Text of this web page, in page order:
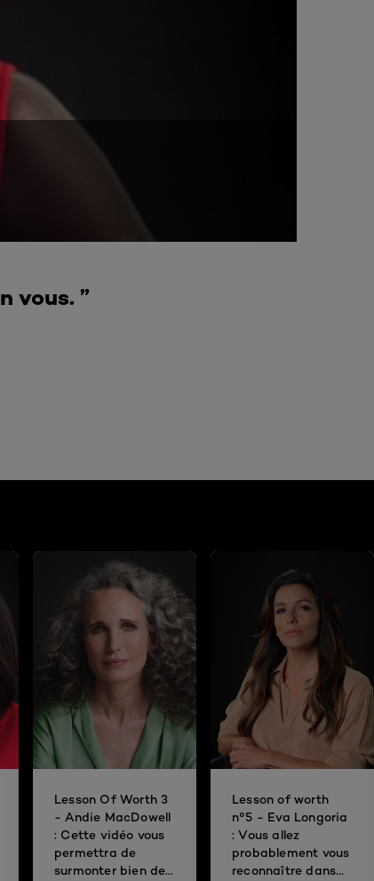
vous. ”
Lesson Of Worth 3
- Andie MacDowell
: Cette vidéo vous
permettra de
surmonter bien des
Lesson of worth
n°5 - Eva Longoria
: Vous allez
probablement vous
reconnaître dans